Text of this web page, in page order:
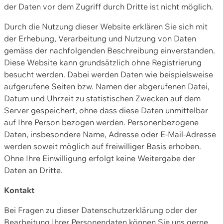
der Daten vor dem Zugriff durch Dritte ist nicht möglich.
Durch die Nutzung dieser Website erklären Sie sich mit
der Erhebung, Verarbeitung und Nutzung von Daten
gemäss der nachfolgenden Beschreibung einverstanden.
Diese Website kann grundsätzlich ohne Registrierung
besucht werden. Dabei werden Daten wie beispielsweise
aufgerufene Seiten bzw. Namen der abgerufenen Datei,
Datum und Uhrzeit zu statistischen Zwecken auf dem
Server gespeichert, ohne dass diese Daten unmittelbar
auf Ihre Person bezogen werden. Personenbezogene
Daten, insbesondere Name, Adresse oder E-Mail-Adresse
werden soweit möglich auf freiwilliger Basis erhoben.
Ohne Ihre Einwilligung erfolgt keine Weitergabe der
Daten an Dritte.
Kontakt
Bei Fragen zu dieser Datenschutzerklärung oder der
Bearbeitung Ihrer Personendaten können Sie uns gerne